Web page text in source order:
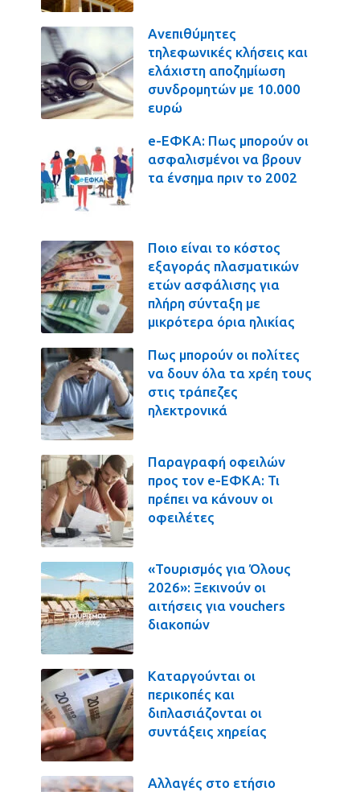
Ανεπιθύμητες
τηλεφωνικές κλήσεις και
ελάχιστη αποζημίωση
συνδρομητών με 10.000
ευρώ
e-ΕΦΚΑ: Πως μπορούν οι
ασφαλισμένοι να βρουν
τα ένσημα πριν το 2002
Ποιο είναι το κόστος
εξαγοράς πλασματικών
ετών ασφάλισης για
πλήρη σύνταξη με
μικρότερα όρια ηλικίας
Πως μπορούν οι πολίτες
να δουν όλα τα χρέη τους
στις τράπεζες
ηλεκτρονικά
Παραγραφή οφειλών
προς τον e-ΕΦΚΑ: Τι
πρέπει να κάνουν οι
οφειλέτες
«Τουρισμός για Όλους
2026»: Ξεκινούν οι
αιτήσεις για vouchers
διακοπών
Καταργούνται οι
περικοπές και
διπλασιάζονται οι
συντάξεις χηρείας
Αλλαγές στο ετήσιο